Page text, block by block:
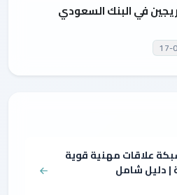
في البنك السعودي
علاقات مهنية قوية
| دليل شامل